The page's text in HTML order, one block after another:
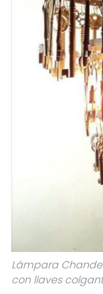
Lámpara
con llaves